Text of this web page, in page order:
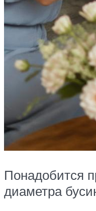
Понадобится
диаметра